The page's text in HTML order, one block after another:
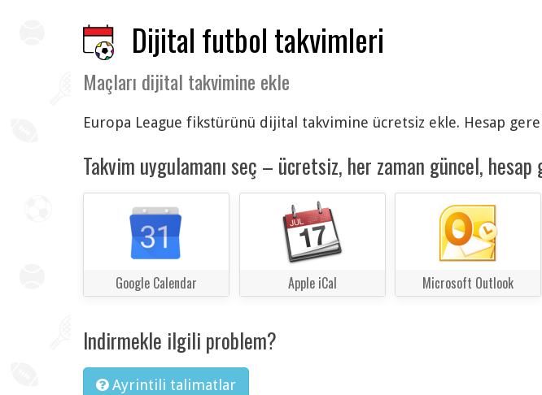
Dijital futbol takvimleri
Maçları dijital takvimine ekle
Europa League fikstürünü dijital takvimine ücretsiz ekle. Hesap
Takvim uygulamanı seç – ücretsiz, her zaman güncel, hesap
Google Calendar Apple iCal Microsoft Outlook
Indirmekle ilgili problem?
Ayrintili talimatlar